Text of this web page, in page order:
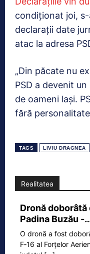
condiționat joi,
declarații date
atac la adresa
„Din păcate nu
PSD a devenit
de oameni lași.
fără
TAGS LIVIU DRAGNEA
Realitatea
Dronă doborâtă
Padina Buzău -
O dronă a fost
F‑16 al Forțelor